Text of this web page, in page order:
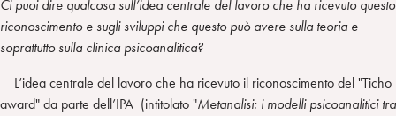
Ci puoi dire qualcosa sull’idea centrale del lavoro che ha ricevuto questo
riconoscimento e sugli sviluppi che questo può avere sulla teoria e
soprattutto sulla clinica psicoanalitica?
L’idea centrale del lavoro che ha ricevuto il riconoscimento del "Ticho
award" da parte dell’IPA (intitolato "Metanalisi: i modelli psicoanalitici tra